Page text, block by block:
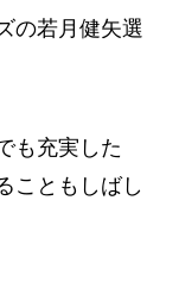
の若月健矢選
も充実した
こともしばし